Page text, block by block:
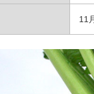
11